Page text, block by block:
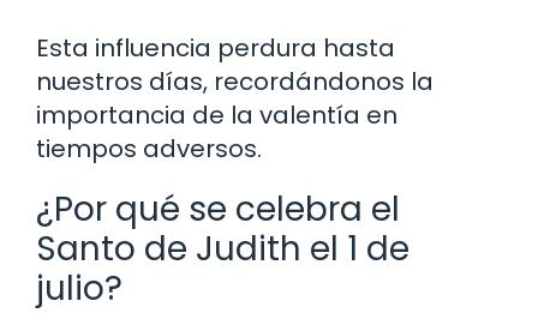
Esta influencia perdura hasta
nuestros días, recordándonos la
importancia de la valentía en
tiempos adversos.
¿Por qué se celebra el
Santo de Judith el 1 de
julio?